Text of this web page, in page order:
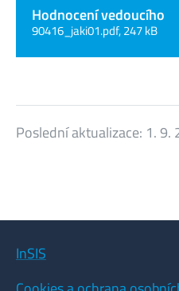
Hodnocení vedoucího
90416_jaki01.pdf, 247 kB
Poslední aktualizace: 1. 9.
InSIS